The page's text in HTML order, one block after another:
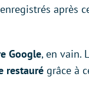
après
Google, en vain.
restauré grâce à